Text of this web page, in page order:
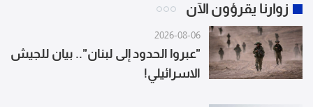
زوارنا يقرؤون الآن
2026-08-06
"عبروا الحدود إلى لبنان".. بيان للجيش
الاسرائيلي!